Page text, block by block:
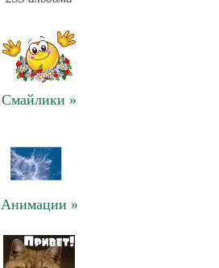
Смайлики »
Анимации »